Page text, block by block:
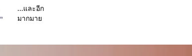
...และอีก
มากมาย